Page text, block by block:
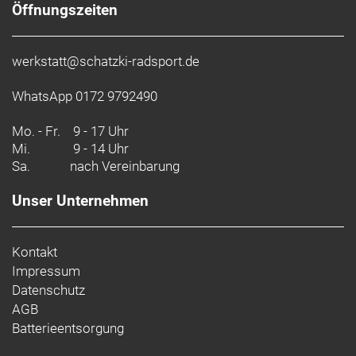
Öffnungszeiten
werkstatt@schatzki-radsport.de
WhatsApp 0172 9792490
Mo. - Fr. 9 - 17 Uhr
Mi.
9 - 14 Uhr
Sa.
nach Vereinbarung
Unser Unternehmen
Kontakt
Impressum
Datenschutz
AGB
Batterieentsorgung